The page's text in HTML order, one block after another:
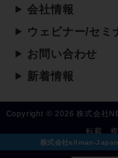
会社情報
ウェビナー/セミ
お問い合わせ
新着情報
Copyright © 2026 株式会社
転載、
株式会社ellman-Japan